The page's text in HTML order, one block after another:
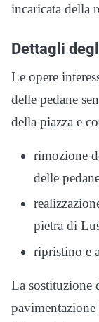
incaricata della
Dettagli
Le opere
delle pedane
della piazza e
rimozione
delle
pietra di
ripristino e
La sostituzione